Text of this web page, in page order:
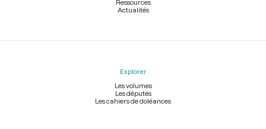
Ressources
Actualités
Explorer
Les volumes
Les députés
Les cahiers de doléances